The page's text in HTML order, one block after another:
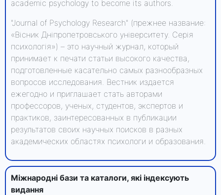
academic psychology to become its authors.
"Journal of Psychology Research" (прежнее название:
«Вісник Дніпропетровського університету. Серія
психологія») – это научный журнал, который
принимает к печати статьи высокого качества,
подготовленные касательно самых разнообразных
вопросов исследования. Вестник издается
ежегодно и приглашает стать авторами
профессоров, ученых, студентов, экспертов и
практиков, заинтересованных в публикации
результатов своих научных поисков в разных
академических областях психологи и образования.
Міжнародні бази та каталоги, які індексують
видання